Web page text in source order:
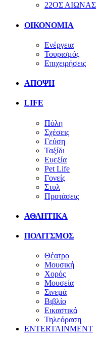
22ΟΣ ΑΙΩΝΑΣ
ΟΙΚΟΝΟΜΙΑ
Ενέργεια
Τουρισμός
Επιχειρήσεις
ΑΠΟΨΗ
LIFE
Πόλη
Σχέσεις
Γεύση
Ταξίδι
Ευεξία
Pet Life
Γονείς
Στυλ
Προτάσεις
ΑΘΛΗΤΙΚΑ
ΠΟΛΙΤΣΜΟΣ
Θέατρο
Μουσική
Χορός
Μουσεία
Σινεμά
Βιβλίο
Εικαστικά
Τηλεόραση
ENTERTAINMENT